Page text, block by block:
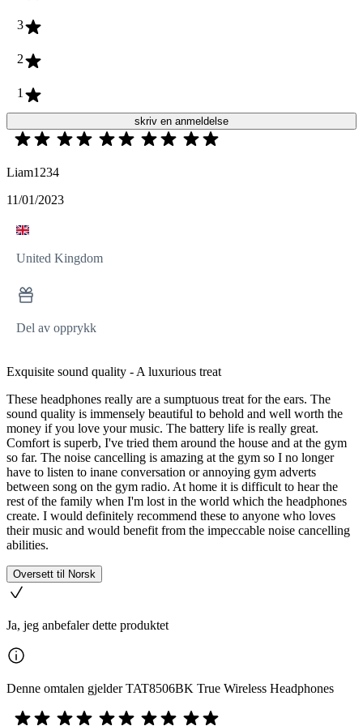
3
2
1
skriv en anmeldelse
Liam1234
11/01/2023
United Kingdom
Del av opprykk
Exquisite sound quality - A luxurious treat
These headphones really are a sumptuous treat for the ears. The
sound quality is immensely beautiful to behold and well worth the
money if you love your music. The battery life is really great.
Comfort is superb, I've tried them around the house and at the gym
so far. The noise cancelling is amazing at the gym so I no longer
have to listen to inane conversation or annoying gym adverts
between song on the gym radio. At home it is difficult to hear the
rest of the family when I'm lost in the world which the headphones
create. I would definitely recommend these to anyone who loves
their music and would benefit from the impeccable noise cancelling
abilities.
Oversett til Norsk
Ja, jeg anbefaler dette produktet
Denne omtalen gjelder TAT8506BK True Wireless Headphones